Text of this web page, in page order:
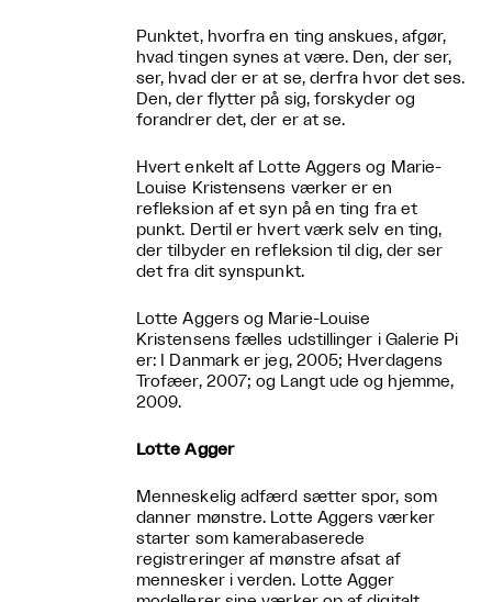
Punktet, hvorfra en ting anskues, afgør,
hvad tingen synes at være. Den, der ser,
ser, hvad der er at se, derfra hvor det ses.
Den, der flytter på sig, forskyder og
forandrer det, der er at se.
Hvert enkelt af Lotte Aggers og Marie-
Louise Kristensens værker er en
refleksion af et syn på en ting fra et
punkt. Dertil er hvert værk selv en ting,
der tilbyder en refleksion til dig, der ser
det fra dit synspunkt.
Lotte Aggers og Marie-Louise
Kristensens fælles udstillinger i Galerie Pi
er: I Danmark er jeg, 2005; Hverdagens
Trofæer, 2007; og Langt ude og hjemme,
2009.
Lotte Agger
Menneskelig adfærd sætter spor, som
danner mønstre. Lotte Aggers værker
starter som kamerabaserede
registreringer af mønstre afsat af
mennesker i verden. Lotte Agger